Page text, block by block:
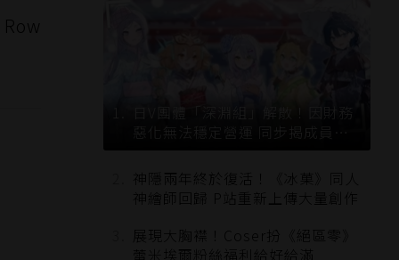
惡化無法穩定營運 同步揭成員未
來去向
神隱兩年終於復活！《冰菓》同人
神繪師回歸 P站重新上傳大量創作
展現大胸襟！Coser扮《絕區零》
蕾米埃爾粉絲福利給好給滿